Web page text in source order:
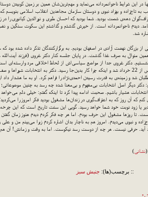
در این شرایط ناجوانمردانه می‌نماید و مهم‌ترین‌شان همین بر زمین کوبیدن
تاج‌زاده و بهزاد نبوی و دوستان سازمان مجاهدین انقلاب اسلامی بنویسم
دهه‌ی شصت بودید. شما بودید که احسان طبری و نورالدین کیانوری را در
نیامد. دیدم ناجوانمردانه است. از خیرش گذشتم و گذاشتم این سکوت سنگین و
شد.
بزرگان نهضت آزادی در اصفهان بودیم. به برگزارکنندگان تذکر داده شده بود که
منوال به صرف غذا گذشت. در پایان جلسه کنار دکتر غروی (فرزند
دکتر غروی جدا از مواضع سیاسی‌اش از لحاظ اخلاقی مرد وارسته‌ای است
می‌اندازد. صحبت از اتفاقات پس از 22 خرداد شد و اینکه چرا کار بدین‌جا رسید. دکتر به
شد و زمینه‌ی به قدرت رسیدن احمدی‌نژاد را فراهم کرد. او به ما هشدار داد
دکتر دیگر اصل انتخابات بی‌مفهوم و بی‌معنا شده چه رسد به چنین موضوعاتی؛
هشیار باشیم. صحبت ادامه پیدا کرد تا اینکه گفتم: خیلی دلم
کنم که آن روز که به اعتراف‌گیری در زندان‌ها مشغول بودید فکر امروز را
یا زود نوبت خود شما خواهد رسید. گویی این سنت تاریخ است که این چرخه
تا روزها مشغول این حرف بودم. اما هر چه فکر کردم دیدم هنوز زمان
و نبوی می‌دیدم. امروز هم به ناچار بدان اشاره کردم زیرا می‌بینم من و علی
آید. حرفی نیست. هر چه از دوست رسد نیکوست. اما به وقت و زمانش! آن هم
(نشانی)
:: برچسب(ها): جنبش سبز